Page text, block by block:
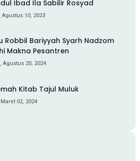
Ibad Ila Sabilir Rosyad
Agustus 10, 2023
Robbil Bariyyah Syarh Nadzom
Makna Pesantren
Agustus 20, 2024
Kitab Tajul Muluk
02, 2024